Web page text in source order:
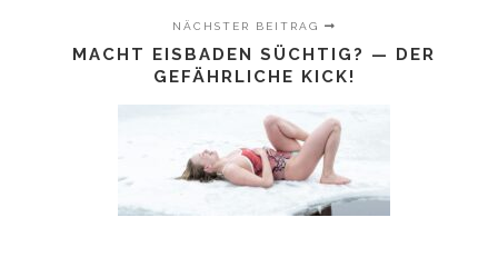
NÄCHSTER BEITRAG
MACHT EISBADEN SÜCHTIG? — DER
GEFÄHRLICHE KICK!